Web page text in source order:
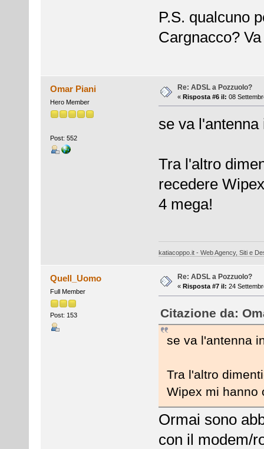
P.S. qualcuno
Cargnacco?
Omar Piani
Hero Member
Post: 552
Re: ADSL a Pozzuolo?
« Risposta #6 il: 08
se va
Tra l'altro
recedere
4 mega!
katiacoppo.it - Web Agency, Siti e
Quell_Uomo
Full Member
Post: 153
Re: ADSL a Pozzuolo?
« Risposta #7 il: 24
Citazione da:
se va l'antenna
Tra l'altro
Wipex mi hanno
Ormai sono
con il modem/